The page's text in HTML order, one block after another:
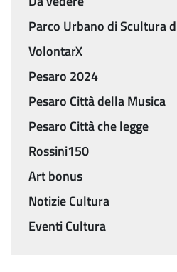
Parco Urbano di Scultura
VolontarX
Pesaro 2024
Pesaro Città della Musica
Pesaro Città che legge
Rossini150
Art bonus
Notizie Cultura
Eventi Cultura